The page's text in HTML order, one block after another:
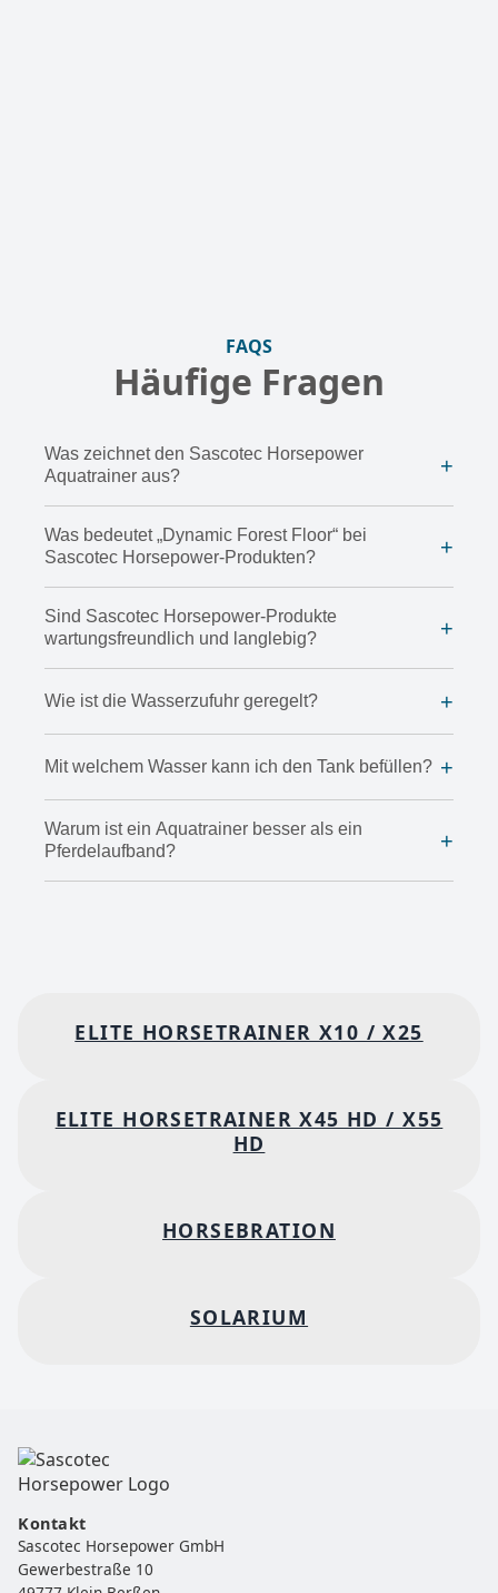
FAQS
Häufige Fragen
Was zeichnet den Sascotec Horsepower
Aquatrainer aus?
+
Was bedeutet „Dynamic Forest Floor“ bei
Sascotec Horsepower-Produkten?
+
Sind Sascotec Horsepower-Produkte
wartungsfreundlich und langlebig?
+
Wie ist die Wasserzufuhr geregelt? +
Mit welchem Wasser kann ich den Tank befüllen? +
Warum ist ein Aquatrainer besser als ein
Pferdelaufband?
+
ELITE HORSETRAINER X10 / X25
ELITE HORSETRAINER X45 HD / X55
HD
HORSEBRATION
SOLARIUM
Kontakt
Sascotec Horsepower GmbH
Gewerbestraße 10